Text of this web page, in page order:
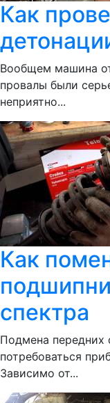
Как
Вообщем машина
провалы были
неприятно...
Как
спектра
Подмена передних
потребоваться
Зависимо от...